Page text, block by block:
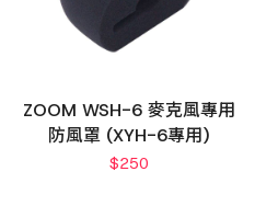
ZOOM WSH-6 麥克風專用
防風罩 (XYH-6專用)
$250